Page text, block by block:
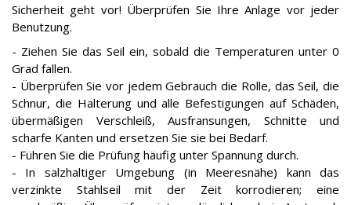
Sicherheit geht vor! Überprüfen Sie Ihre Anlage vor jeder
Benutzung.
- Ziehen Sie das Seil ein, sobald die Temperaturen unter 0
Grad fallen.
- Überprüfen Sie vor jedem Gebrauch die Rolle, das Seil, die
Schnur, die Halterung und alle Befestigungen auf Schäden,
übermäßigen Verschleiß, Ausfransungen, Schnitte und
scharfe Kanten und ersetzen Sie sie bei Bedarf.
- Führen Sie die Prüfung häufig unter Spannung durch.
- In salzhaltiger Umgebung (in Meeresnähe) kann das
verzinkte Stahlseil mit der Zeit korrodieren; eine